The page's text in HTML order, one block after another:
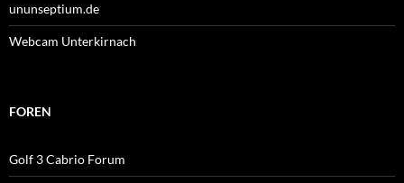
ununseptium.de
Webcam Unterkirnach
FOREN
Golf 3 Cabrio Forum